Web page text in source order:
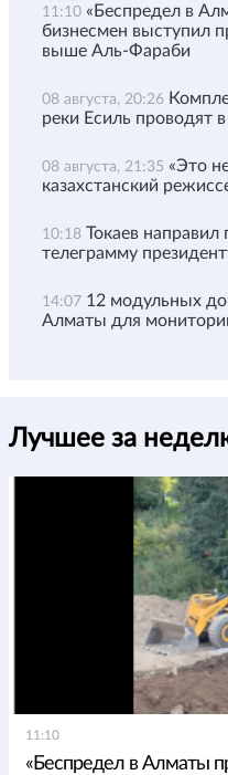
11:10 «Беспредел в
бизнесмен выступил
выше Аль-Фараби
08 августа, 20:26
реки Есиль проводят
08 августа, 21:35 «Это
казахстанский
10:18 Токаев
телеграмму
14:07 12 модульных
Алматы для
Лучшее за
11:10
«Беспредел в Алматы